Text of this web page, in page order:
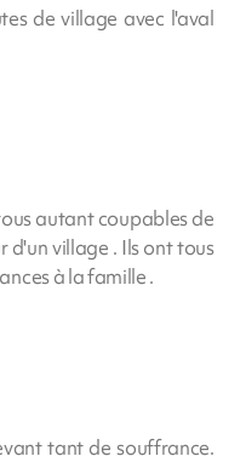
de village avec l'aval
autant coupables de
d'un village . Ils ont tous
à la famille .
tant de souffrance.